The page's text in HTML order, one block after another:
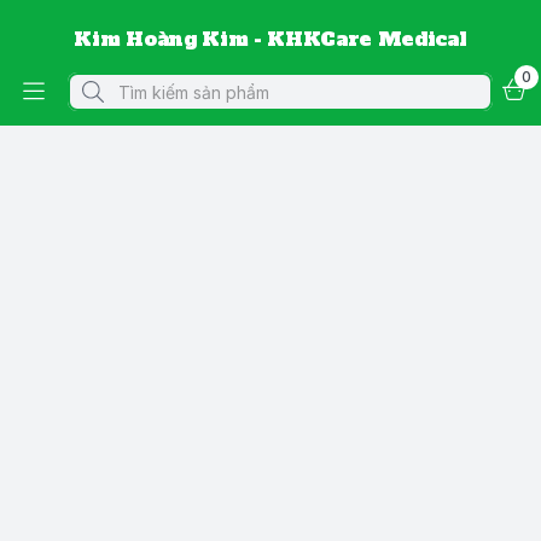
Kim Hoàng Kim - KHKCare Medical
0